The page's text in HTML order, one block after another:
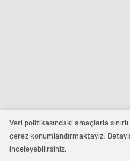
Veri politikasındaki amaçlarla
çerez konumlandırmaktayız.
inceleyebilirsiniz.